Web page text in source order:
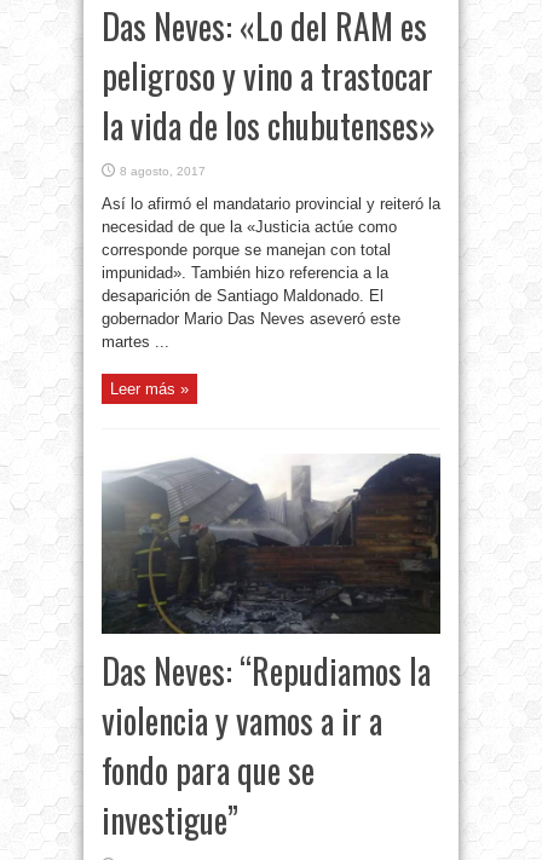
Das Neves: «Lo del RAM es
peligroso y vino a trastocar
la vida de los chubutenses»
8 agosto, 2017
Así lo afirmó el mandatario provincial y reiteró la
necesidad de que la «Justicia actúe como
corresponde porque se manejan con total
impunidad». También hizo referencia a la
desaparición de Santiago Maldonado. El
gobernador Mario Das Neves aseveró este
martes ...
Leer más »
Das Neves: “Repudiamos la
violencia y vamos a ir a
fondo para que se
investigue”